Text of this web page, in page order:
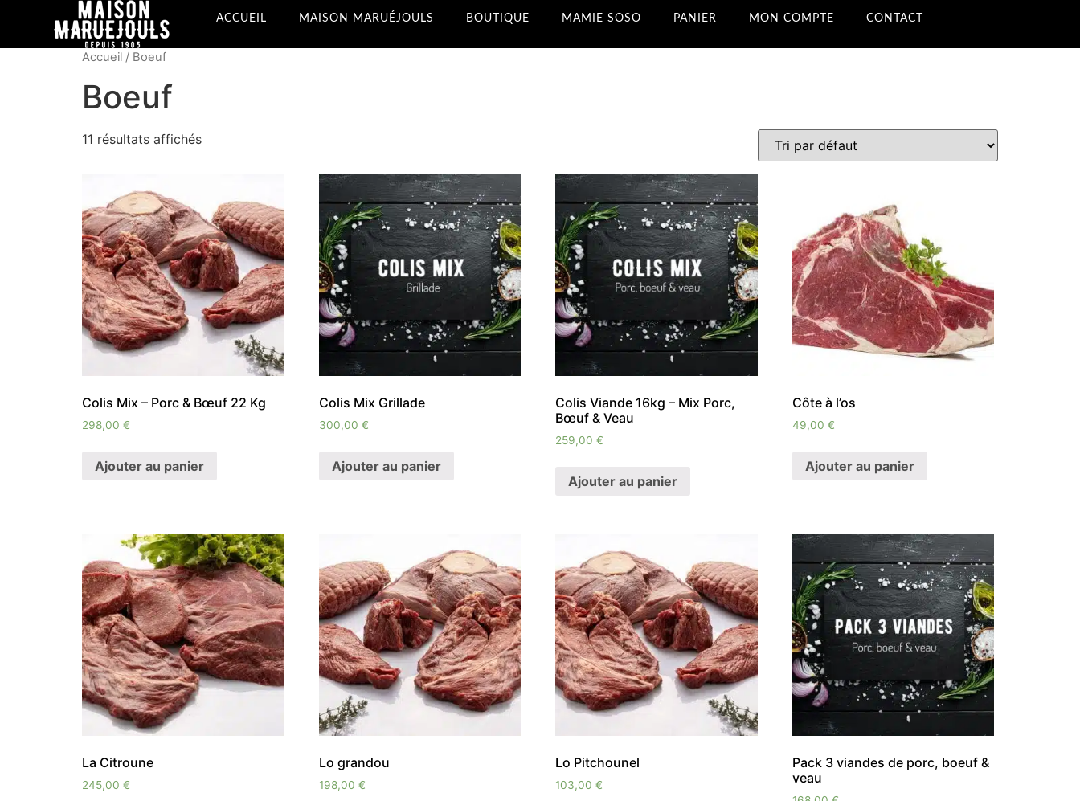
ACCUEIL MAISON MARUÉJOULS BOUTIQUE MAMIE SOSO PANIER MON COMPTE CONTACT
Accueil / Boeuf
Boeuf
11 résultats affichés
Colis Mix – Porc & Bœuf 22 Kg
298,00 €
Ajouter au panier
Colis Mix Grillade
300,00 €
Ajouter au panier
Colis Viande 16kg – Mix Porc,
Bœuf & Veau
259,00€
Ajouter au panier
Côte à l’os
49,00€
Ajouter au panier
La Citroune
245,00 €
Lo grandou
198,00 €
Lo Pitchounel
103,00€
Pack 3 viandes de porc, boeuf &
veau